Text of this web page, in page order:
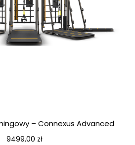
– Connexus Advanced
9499,00 zł